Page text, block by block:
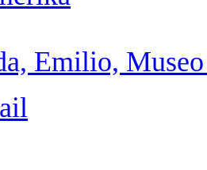
Emilio,